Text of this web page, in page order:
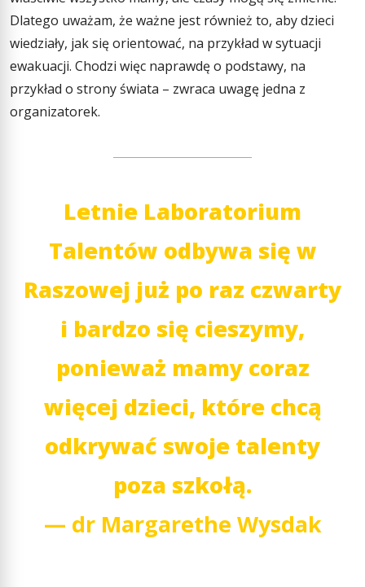
Dlatego uważam, że ważne jest również to, aby dzieci
wiedziały, jak się orientować, na przykład w sytuacji
ewakuacji. Chodzi więc naprawdę o podstawy, na
przykład o strony świata – zwraca uwagę jedna z
organizatorek.
Letnie Laboratorium
Talentów odbywa się w
Raszowej już po raz czwarty
i bardzo się cieszymy,
ponieważ mamy coraz
więcej dzieci, które chcą
odkrywać swoje talenty
poza szkołą.
— dr Margarethe Wysdak